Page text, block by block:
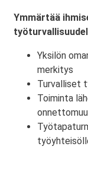
Ymmärtää
Yksilön
merkitys
Turvalliset
Toiminta